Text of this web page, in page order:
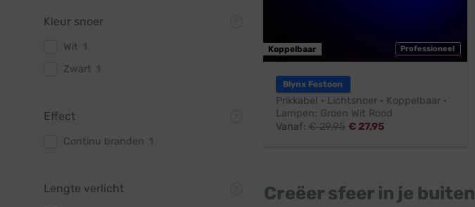
Kleur snoer
Wit
Zwart
Effect
Continu branden
Lengte verlicht
Professioneel
Koppelbaar
Blynx Festoon
Prikkabel · Lichtsnoer · Koppelbaar ·
Lampen: Groen Wit Rood
Vanaf: €29,95 €27,95
Creëer sfeer in je